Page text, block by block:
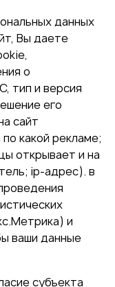
данных
Вы даете
о
тип и версия
его
сайт
какой рекламе;
открывает и на
ip-адрес). в
и
ваши данные
субъекта